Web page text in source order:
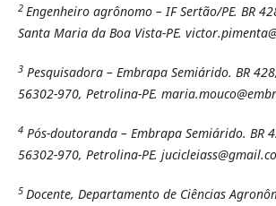
2 Engenheiro agrônomo – IF Sertão/PE. BR
Santa Maria da Boa Vista-PE.
3Pesquisadora – Embrapa Semiárido. BR
56302-970, Petrolina-PE.
4 Pós-doutoranda – Embrapa Semiárido. BR
56302-970, Petrolina-PE.
5 Docente, Departamento de Ciências